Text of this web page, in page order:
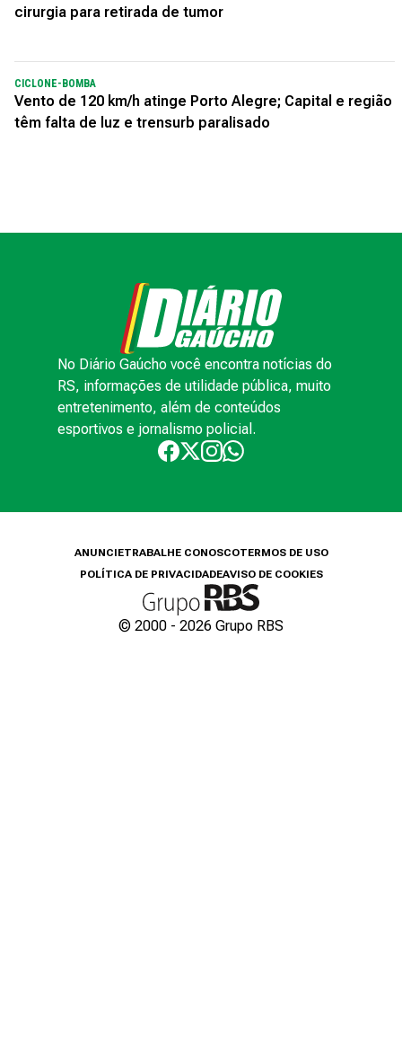
cirurgia para retirada de tumor
CICLONE-BOMBA
Vento de 120 km/h atinge Porto Alegre; Capital e região
têm falta de luz e trensurb paralisado
No Diário Gaúcho você encontra notícias do
RS, informações de utilidade pública, muito
entretenimento, além de conteúdos
esportivos e jornalismo policial.
ANUNCIETRABALHE CONOSCOTERMOS DE USO
POLÍTICA DE PRIVACIDADEAVISO DE COOKIES
© 2000 - 2026 Grupo RBS